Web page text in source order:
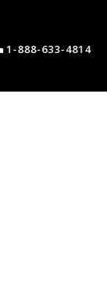
1-888-633-4814